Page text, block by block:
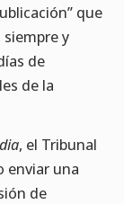
que
y
de
de la
, el Tribunal
enviar una
de